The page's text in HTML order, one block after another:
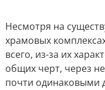
Несмотря на
храмовых
всего, из-за их
общих черт, через
почти одинаковыми